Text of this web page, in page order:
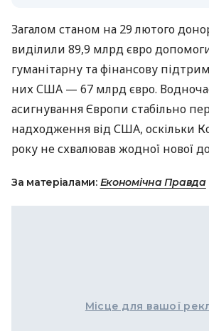
Загалом станом на 29 лютого
виділили 89,9 млрд євро
гуманітарну та фінансову
них США — 67 млрд євро. Водночас
асигнування Європи стабільно
надходження від США, оскільки
року не схвалював жодної нової
За матеріалами: Економічна Правда
Місце для вашої